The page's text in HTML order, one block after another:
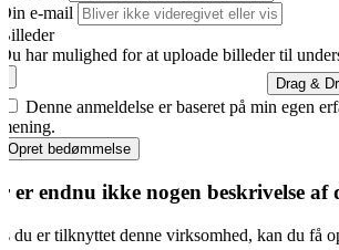
e-mail
har mulighed for at uploade billeder til
Drag &
Denne anmeldelse er baseret på min egen
Opret bedømmelse
er endnu ikke nogen beskrivelse af
du er tilknyttet denne virksomhed, kan du få